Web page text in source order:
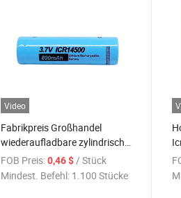
Video
Fabrikpreis Großhandel
wiederaufladbare zylindrische
Lithiumbatterie Li-Ion 14500
Zelle 3.7V Lithium-Ionen-
FOB Preis: 0,46 $/ Stück
Mindest. Befehl: 1.100 Stücke